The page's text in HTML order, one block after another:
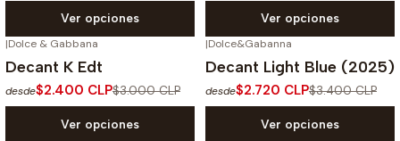
Ver opciones Ver opciones
-20%OFF
|Dolce & Gabbana
Decant K Edt
desde$2.400 CLP$3.000 CLP
Ver opciones
-20%OFF
|Dolce&Gabanna
Decant Light Blue (2025)
desde$2.720 CLP$3.400 CLP
Ver opciones